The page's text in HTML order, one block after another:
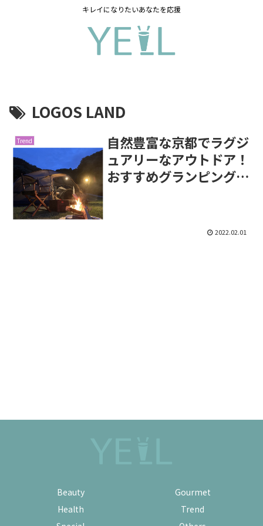
キレイになりたいあなたを応援
LOGOS LAND
Trend
自然豊富な京都でラグジ
ュアリーなアウトドア！
おすすめグランピング3
2022.02.01
Beauty
Gourmet
Health
Trend